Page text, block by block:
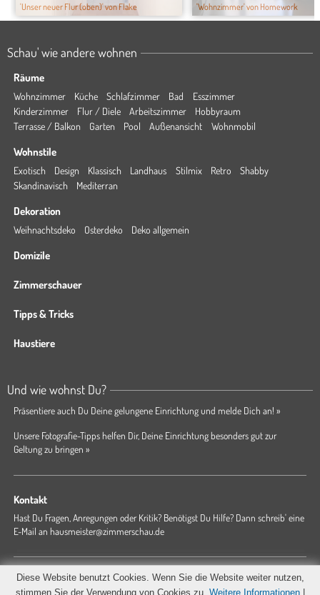
'Unser neuer Flur (oben)' von Flake 'Wohnzimmer' von Homework
Schau' wie andere wohnen
Räume
Wohnzimmer Küche Schlafzimmer Bad
Esszimmer
Kinderzimmer
Flur / Diele Arbeitszimmer
Hobbyraum
Terrasse / Balkon
Garten Pool Außenansicht Wohnmobil
Wohnstile
Exotisch Design Klassisch Landhaus Stilmix Retro
Shabby
Skandinavisch
Mediterran
Dekoration
Weihnachtsdeko Osterdeko Deko allgemein
Domizile
Zimmerschauer
Tipps & Tricks
Haustiere
Und wie wohnst Du?
Präsentiere auch Du Deine gelungene Einrichtung und melde Dich an! »
Unsere Fotografie-Tipps helfen Dir, Deine Einrichtung besonders gut zur
Geltung zu bringen »
Kontakt
Hast Du Fragen, Anregungen oder Kritik? Benötigst Du Hilfe? Dann schreib' eine
E-Mail an hausmeister@zimmerschau.de
Forum Magazin AGB Presse Datenschutz
Impressum
Hausordnung
Diese Website benutzt Cookies. Wenn Sie die Website weiter nutzen,
stimmen Sie der Verwendung von Cookies zu. Weitere Informationen